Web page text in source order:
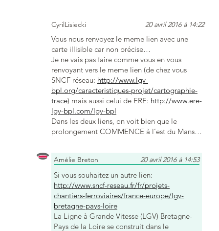
CyrilLisiecki 20 avril 2016 à 14:22
Vous nous renvoyez le meme lien avec une
carte illisible car non précise…
Je ne vais pas faire comme vous en vous
renvoyant vers le meme lien (de chez vous
SNCF réseau: http://www.lgv-
bpl.org/caracteristiques-projet/cartographie-
trace) mais aussi celui de ERE: http://www.ere-
lgv-bpl.com/lgv-bpl
Dans les deux liens, on voit bien que le
prolongement COMMENCE à l’est du Mans…
Amélie Breton 20 avril 2016 à 14:53
Si vous souhaitez un autre lien:
http://www.sncf-reseau.fr/fr/projets-
chantiers-ferroviaires/france-europe/lgv-
bretagne-pays-loire
La Ligne à Grande Vitesse (LGV) Bretagne-
Pays de la Loire se construit dans le